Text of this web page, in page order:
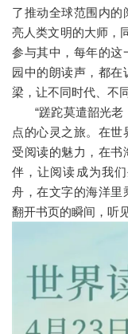
了推动全球范围内的
亮人类文明的大师，
参与其中，每年的这
园中的朗读声，都在
梁，让不同时代、不
“蹉跎莫遣韶光老
点的心灵之旅。在
受阅读的魅力，在书
伴，让阅读成为我
舟，在文字的海洋里
翻开书页的瞬间，听